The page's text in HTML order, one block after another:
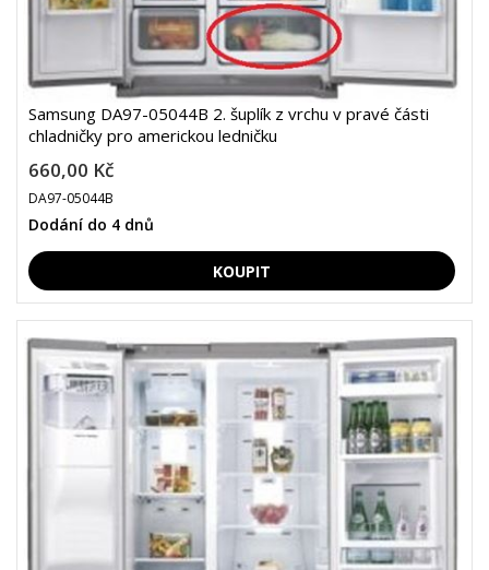
Samsung DA97-05044B 2. šuplík z vrchu v pravé části
chladničky pro americkou ledničku
660,00 Kč
DA97-05044B
Dodání do 4 dnů